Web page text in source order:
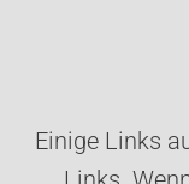
Einige Links